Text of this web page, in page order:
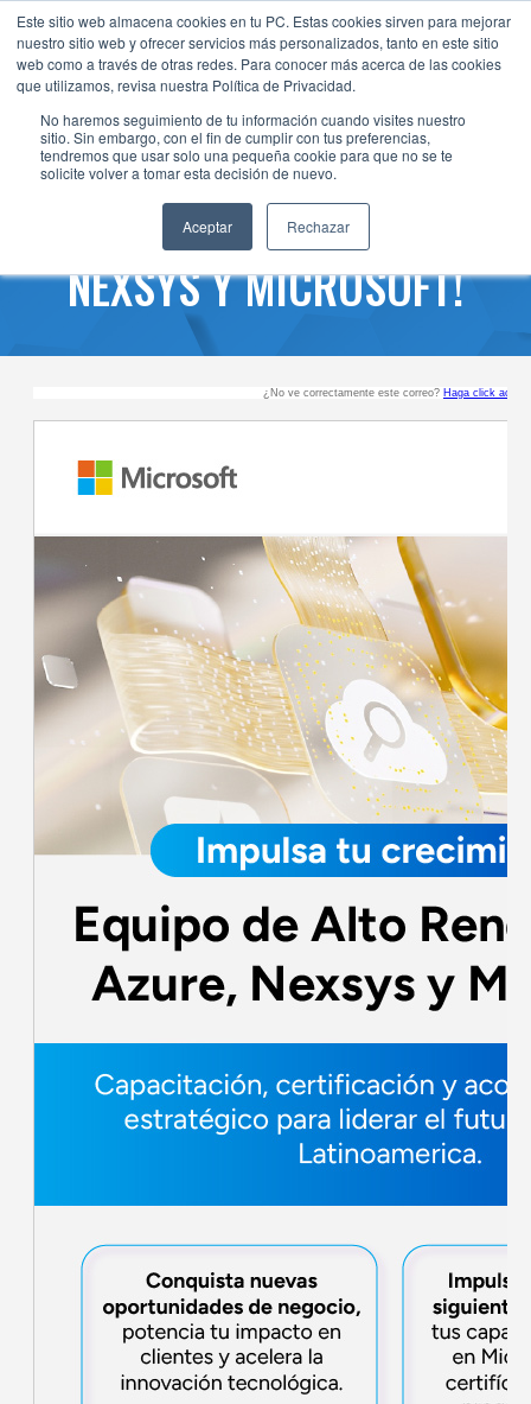
Este sitio web almacena cookies en tu PC. Estas cookies sirven para mejorar
nuestro sitio web y ofrecer servicios más personalizados, tanto en este sitio
web como a través de otras redes. Para conocer más acerca de las cookies
que utilizamos, revisa nuestra Política de Privacidad.
No haremos seguimiento de tu información cuando visites nuestro
sitio. Sin embargo, con el fin de cumplir con tus preferencias,
tendremos que usar solo una pequeña cookie para que no se te
solicite volver a tomar esta decisión de nuevo.
Aceptar Rechazar
¡IMPULSA TU
CRECIMIENTO: EQUIPO DE
ALTO RENDIMIENTO AZURE
NEXSYS Y MICROSOFT!